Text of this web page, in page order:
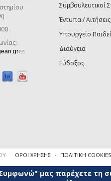
(link sends e-mail)
Συμβουλευτικοί
Έντυπα / Αιτήσεις
Υπουργείο
Διαύγεια
Εύδοξος
ΟΡΟΙ ΧΡΗΣΗΣ ΠΟΛΙΤΙΚΗ COOKIES
μας παρέχετε τη